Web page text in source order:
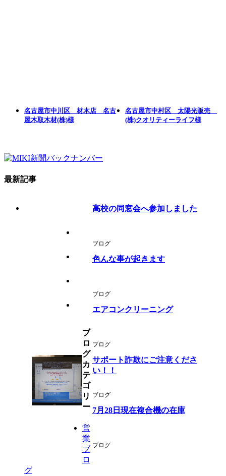
名古屋市中川区 材木店 名古
屋木取木材(株)様
名古屋市中村区 太陽光販売
(株)クオリティーライフ様
最新記事
高校の同窓会へ参加しました
ブログ
色んな事が起きます
ブログ
エアコンクリーニング
ブログ
サポート詐欺にご注意くださ
い！！
ブログ
7月28日現在複合機の在庫
ブログ
ブ
ロ
グ
カ
テ
ゴ
リ
ー
営
業
ブ
ロ
グ